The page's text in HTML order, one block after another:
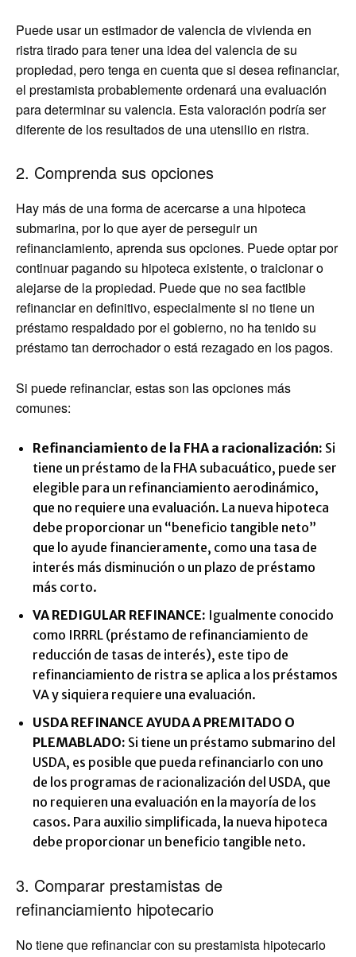
Puede usar un estimador de valencia de vivienda en
ristra tirado para tener una idea del valencia de su
propiedad, pero tenga en cuenta que si desea refinanciar,
el prestamista probablemente ordenará una evaluación
para determinar su valencia. Esta valoración podría ser
diferente de los resultados de una utensilio en ristra.
2. Comprenda sus opciones
Hay más de una forma de acercarse a una hipoteca
submarina, por lo que ayer de perseguir un
refinanciamiento, aprenda sus opciones. Puede optar por
continuar pagando su hipoteca existente, o traicionar o
alejarse de la propiedad. Puede que no sea factible
refinanciar en definitivo, especialmente si no tiene un
préstamo respaldado por el gobierno, no ha tenido su
préstamo tan derrochador o está rezagado en los pagos.
Si puede refinanciar, estas son las opciones más
comunes:
Refinanciamiento de la FHA a racionalización: Si
tiene un préstamo de la FHA subacuático, puede ser
elegible para un refinanciamiento aerodinámico,
que no requiere una evaluación. La nueva hipoteca
debe proporcionar un “beneficio tangible neto”
que lo ayude financieramente, como una tasa de
interés más disminución o un plazo de préstamo
más corto.
VA REDIGULAR REFINANCE: Igualmente conocido
como IRRRL (préstamo de refinanciamiento de
reducción de tasas de interés), este tipo de
refinanciamiento de ristra se aplica a los préstamos
VA y siquiera requiere una evaluación.
USDA REFINANCE AYUDA A PREMITADO O
PLEMABLADO: Si tiene un préstamo submarino del
USDA, es posible que pueda refinanciarlo con uno
de los programas de racionalización del USDA, que
no requieren una evaluación en la mayoría de los
casos. Para auxilio simplificada, la nueva hipoteca
debe proporcionar un beneficio tangible neto.
3. Comparar prestamistas de
refinanciamiento hipotecario
No tiene que refinanciar con su prestamista hipotecario